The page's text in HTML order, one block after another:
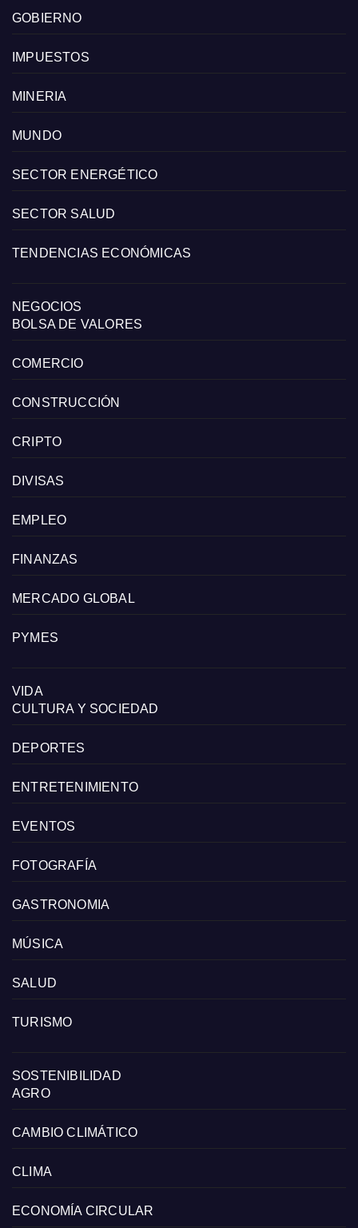
GOBIERNO
IMPUESTOS
MINERIA
MUNDO
SECTOR ENERGÉTICO
SECTOR SALUD
TENDENCIAS ECONÓMICAS
NEGOCIOS
BOLSA DE VALORES
COMERCIO
CONSTRUCCIÓN
CRIPTO
DIVISAS
EMPLEO
FINANZAS
MERCADO GLOBAL
PYMES
VIDA
CULTURA Y SOCIEDAD
DEPORTES
ENTRETENIMIENTO
EVENTOS
FOTOGRAFÍA
GASTRONOMIA
MÚSICA
SALUD
TURISMO
SOSTENIBILIDAD
AGRO
CAMBIO CLIMÁTICO
CLIMA
ECONOMÍA CIRCULAR